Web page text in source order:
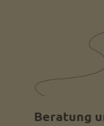
Beratung